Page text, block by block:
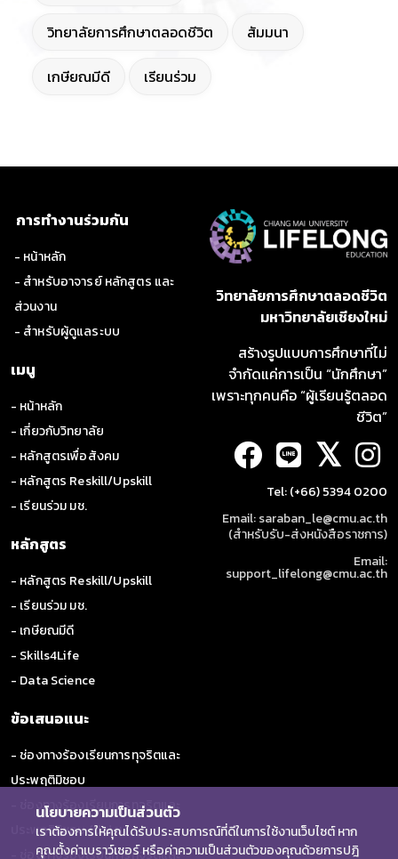
วิทยาลัยการศึกษาตลอดชีวิต สัมมนา
เกษียณมีดี เรียนร่วม
การทำงานร่วมกัน
- หน้าหลัก
- สำหรับอาจารย์ หลักสูตร และ
ส่วนงาน
- สำหรับผู้ดูแลระบบ
เมนู
- หน้าหลัก
- เกี่ยวกับวิทยาลัย
- หลักสูตรเพื่อสังคม
- หลักสูตร Reskill/Upskill
- เรียนร่วม มช.
หลักสูตร
- หลักสูตร Reskill/Upskill
- เรียนร่วม มช.
- เกษียณมีดี
- Skills4Life
- Data Science
ข้อเสนอแนะ
- ช่องทางร้องเรียนการทุจริตและ
ประพฤติมิชอบ
- ช่องทางร้องเรียนการทุจริตและ
ประพฤติมิชอบ (ป.ป.ช.)
- ช่องทางร้องเรียนการทุจริตและ
วิทยาลัยการศึกษาตลอดชีวิต
มหาวิทยาลัยเชียงใหม่
สร้างรูปแบบการศึกษาที่ไม่
จำกัดแค่การเป็น “นักศึกษา”
เพราะทุกคนคือ “ผู้เรียนรู้ตลอด
ชีวิต”
𝕏
Tel: (+66) 5394 0200
Email: saraban_le@cmu.ac.th
(สำหรับรับ-ส่งหนังสือราชการ)
Email:
support_lifelong@cmu.ac.th
นโยบายความเป็นส่วนตัว
เราต้องการให้คุณได้รับประสบการณ์ที่ดีในการใช้งานเว็บไซต์ หาก
คุณตั้งค่าเบราว์เซอร์ หรือค่าความเป็นส่วนตัวของคุณด้วยการปฎิ